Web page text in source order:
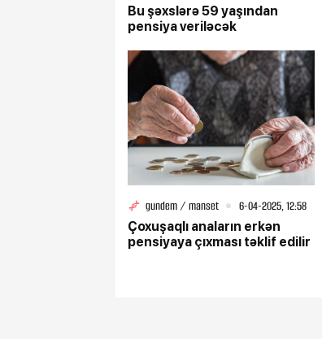
Bu şəxslərə 59 yaşından
pensiya veriləcək
gundem / manset
6-04-2025, 12:58
Çoxuşaqlı anaların erkən
pensiyaya çıxması təklif edilir